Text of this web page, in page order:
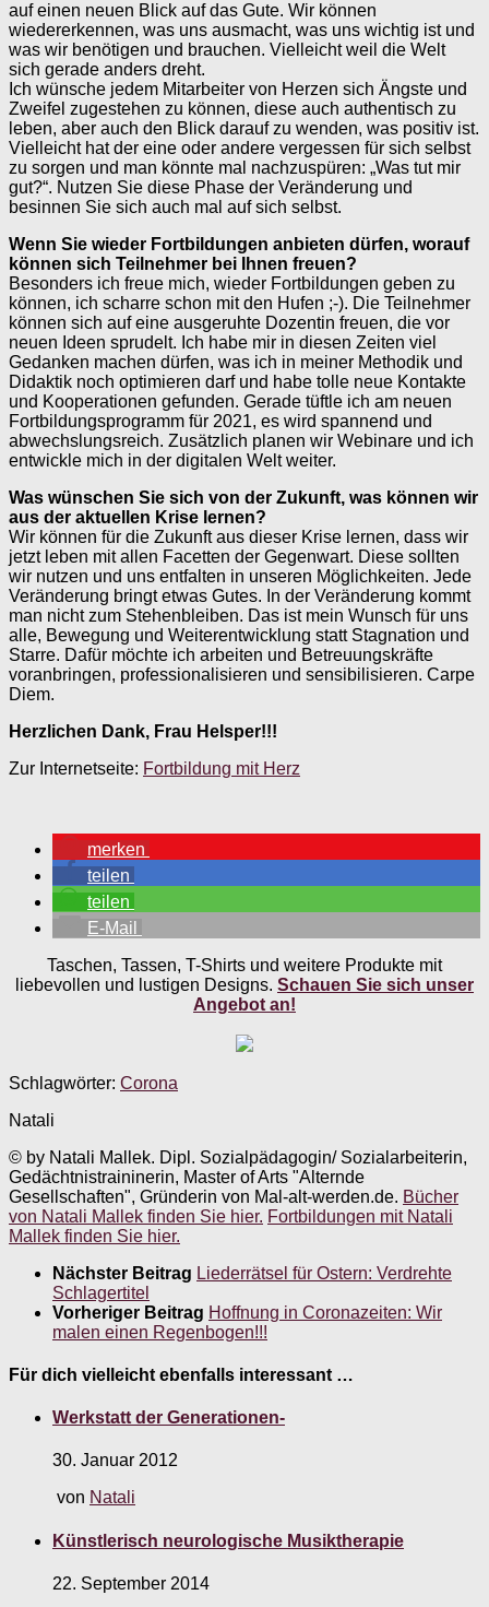
auf einen neuen Blick auf das Gute. Wir können
wiedererkennen, was uns ausmacht, was uns wichtig ist und
was wir benötigen und brauchen. Vielleicht weil die Welt
sich gerade anders dreht.
Ich wünsche jedem Mitarbeiter von Herzen sich Ängste und
Zweifel zugestehen zu können, diese auch authentisch zu
leben, aber auch den Blick darauf zu wenden, was positiv ist.
Vielleicht hat der eine oder andere vergessen für sich selbst
zu sorgen und man könnte mal nachzuspüren: „Was tut mir
gut?“. Nutzen Sie diese Phase der Veränderung und
besinnen Sie sich auch mal auf sich selbst.
Wenn Sie wieder Fortbildungen anbieten dürfen, worauf
können sich Teilnehmer bei Ihnen freuen?
Besonders ich freue mich, wieder Fortbildungen geben zu
können, ich scharre schon mit den Hufen ;-). Die Teilnehmer
können sich auf eine ausgeruhte Dozentin freuen, die vor
neuen Ideen sprudelt. Ich habe mir in diesen Zeiten viel
Gedanken machen dürfen, was ich in meiner Methodik und
Didaktik noch optimieren darf und habe tolle neue Kontakte
und Kooperationen gefunden. Gerade tüftle ich am neuen
Fortbildungsprogramm für 2021, es wird spannend und
abwechslungsreich. Zusätzlich planen wir Webinare und ich
entwickle mich in der digitalen Welt weiter.
Was wünschen Sie sich von der Zukunft, was können wir
aus der aktuellen Krise lernen?
Wir können für die Zukunft aus dieser Krise lernen, dass wir
jetzt leben mit allen Facetten der Gegenwart. Diese sollten
wir nutzen und uns entfalten in unseren Möglichkeiten. Jede
Veränderung bringt etwas Gutes. In der Veränderung kommt
man nicht zum Stehenbleiben. Das ist mein Wunsch für uns
alle, Bewegung und Weiterentwicklung statt Stagnation und
Starre. Dafür möchte ich arbeiten und Betreuungskräfte
voranbringen, professionalisieren und sensibilisieren. Carpe
Diem.
Herzlichen Dank, Frau Helsper!!!
Zur Internetseite: Fortbildung mit Herz
merken
teilen
teilen
E-Mail
Taschen, Tassen, T-Shirts und weitere Produkte mit
liebevollen und lustigen Designs. Schauen Sie sich unser
Angebot an!
Schlagwörter: Corona
Natali
© by Natali Mallek. Dipl. Sozialpädagogin/ Sozialarbeiterin,
Gedächtnistraininerin, Master of Arts "Alternde
Gesellschaften", Gründerin von Mal-alt-werden.de. Bücher
von Natali Mallek finden Sie hier. Fortbildungen mit Natali
Mallek finden Sie hier.
Nächster Beitrag Liederrätsel für Ostern: Verdrehte
Schlagertitel
Vorheriger Beitrag Hoffnung in Coronazeiten: Wir
malen einen Regenbogen!!!
Für dich vielleicht ebenfalls interessant …
Werkstatt der Generationen-
30. Januar 2012
von Natali
Künstlerisch neurologische Musiktherapie
22. September 2014